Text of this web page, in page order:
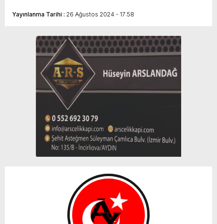
Yayınlanma Tarihi : 26 Ağustos 2024 - 17:58